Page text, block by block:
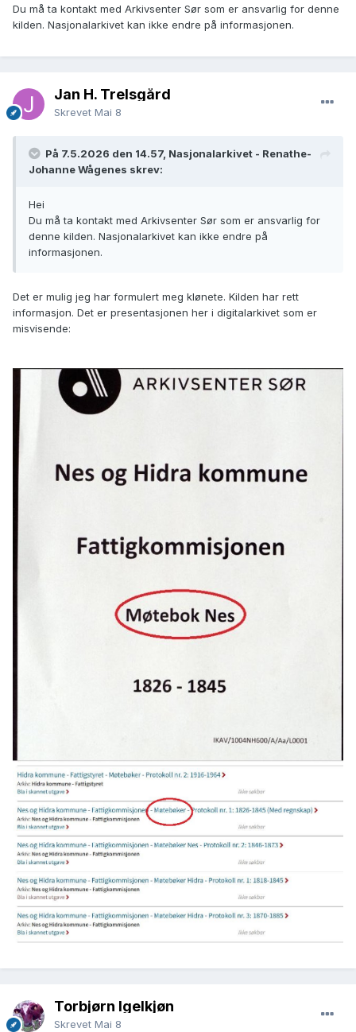
Du må ta kontakt med Arkivsenter Sør som er ansvarlig for denne
kilden. Nasjonalarkivet kan ikke endre på informasjonen.
Jan H. Trelsgård
Skrevet Mai 8
På 7.5.2026 den 14.57, Nasjonalarkivet - Renathe-
Johanne Wågenes skrev:
Hei
Du må ta kontakt med Arkivsenter Sør som er ansvarlig for
denne kilden. Nasjonalarkivet kan ikke endre på
informasjonen.
Det er mulig jeg har formulert meg klønete. Kilden har rett
informasjon. Det er presentasjonen her i digitalarkivet som er
misvisende:
Torbjørn Igelkjøn
Skrevet Mai 8